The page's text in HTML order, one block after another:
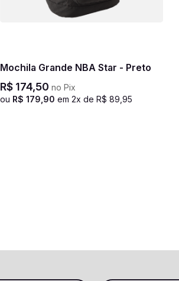
Mochila Grande NBA Star - Preto
R$ 174,50 no Pix
ou R$ 179,90 em 2x de R$ 89,95